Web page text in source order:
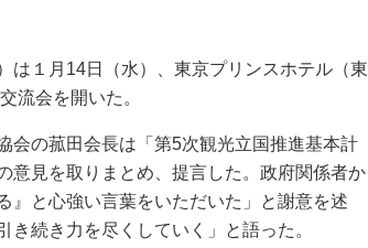
１月14日（水）、東京プリンスホテル（東
流会を開いた。
の菰田会長は「第5次観光立国推進基本計
意見を取りまとめ、提言した。政府関係者か
』と心強い言葉をいただいた」と謝意を述
続き力を尽くしていく」と語った。